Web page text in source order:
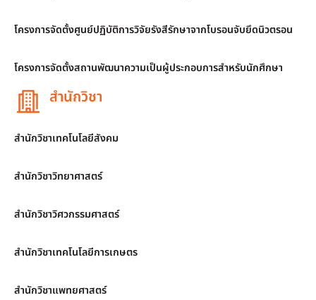
โครงการจัดตั้งศูนย์ปฏิบัติการวิจัยรังสีรักษาจากโบรอนจับยึดนิวตรอน
โครงการจัดตั้งสถานพัฒนาความเป็นผู้ประกอบการสำหรับนักศึกษา
สำนักวิชา
สำนักวิชาเทคโนโลยีสังคม
สำนักวิชาวิทยาศาสตร์
สำนักวิชาวิศวกรรมศาสตร์
สำนักวิชาเทคโนโลยีการเกษตร
สำนักวิชาแพทยศาสตร์